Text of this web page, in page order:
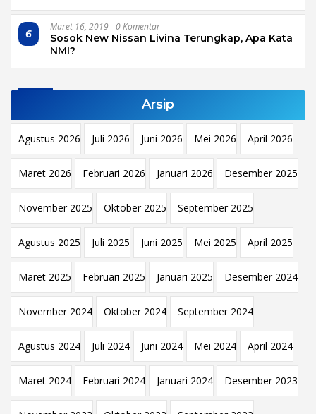
6
Maret 16, 2019 0 Komentar
Sosok New Nissan Livina Terungkap, Apa Kata
NMI?
Arsip
Agustus 2026 Juli 2026 Juni 2026 Mei 2026 April 2026
Maret 2026 Februari 2026 Januari 2026 Desember 2025
November 2025 Oktober 2025 September 2025
Agustus 2025 Juli 2025 Juni 2025 Mei 2025 April 2025
Maret 2025 Februari 2025 Januari 2025 Desember 2024
November 2024 Oktober 2024 September 2024
Agustus 2024 Juli 2024 Juni 2024 Mei 2024 April 2024
Maret 2024 Februari 2024 Januari 2024 Desember 2023